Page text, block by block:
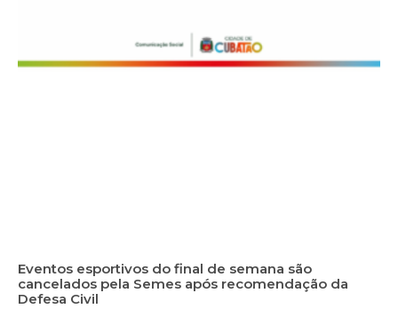
Eventos esportivos do final de semana são
cancelados pela Semes após recomendação da
Defesa Civil